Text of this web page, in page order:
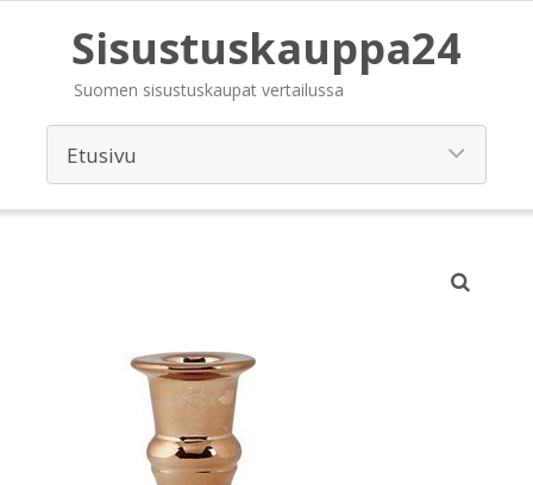
Sisustuskauppa24
Suomen sisustuskaupat vertailussa